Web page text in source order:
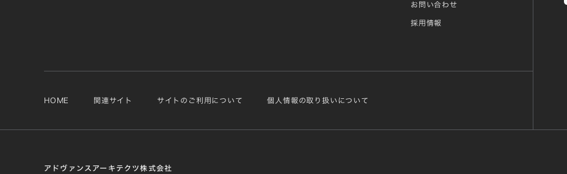
お問い合わせ
採用情報
HOME 関連サイト サイトのご利用について 個人情報の取り扱いについて
アドヴァンスアーキテクツ株式会社